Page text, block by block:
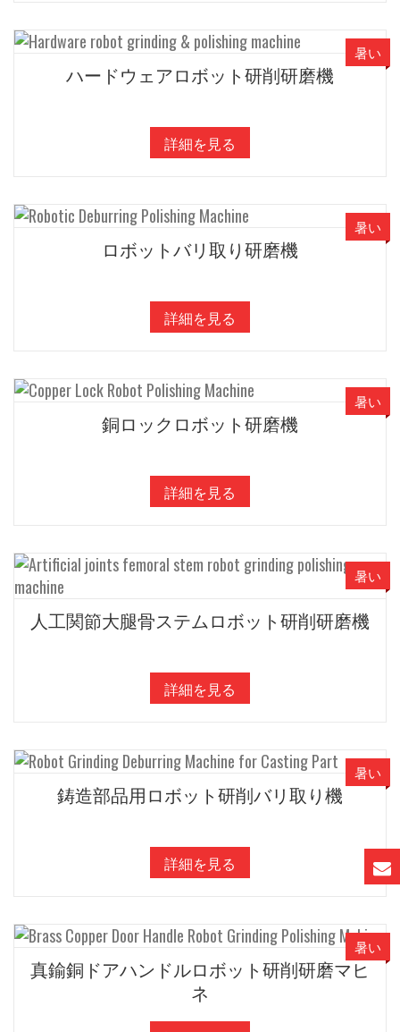
ハードウェアロボット研削研磨機
詳細を見る
暑い
ロボットバリ取り研磨機
詳細を見る
暑い
銅ロックロボット研磨機
詳細を見る
暑い
人工関節大腿骨ステムロボット研削研磨機
詳細を見る
暑い
鋳造部品用ロボット研削バリ取り機
詳細を見る
暑い
真鍮銅ドアハンドルロボット研削研磨マヒ
ネ
暑い